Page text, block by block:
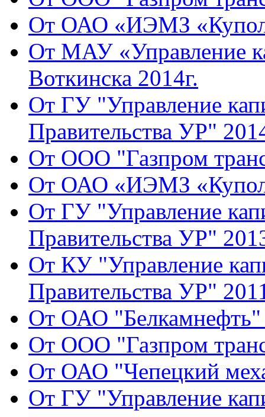
От ОАО «ИЭМЗ
От МАУ «Управление
Воткинска 2014г.
От ГУ "Управление
Правительства УР"
От ООО "Газпром
От ОАО «ИЭМЗ
От ГУ "Управление
Правительства УР"
От КУ "Управление
Правительства УР"
От ОАО "Белкамнефть"
От ООО "Газпром
От ОАО "Чепецкий
От ГУ "Управление